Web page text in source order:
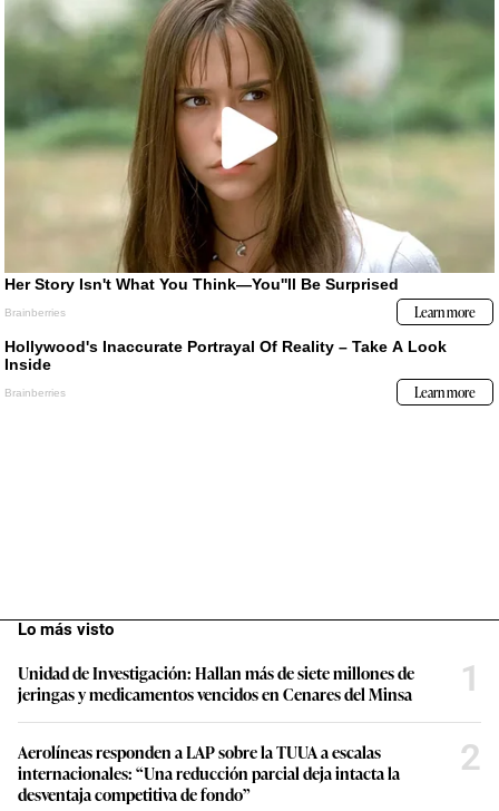
Lo más visto
Unidad de Investigación: Hallan más de siete millones de
jeringas y medicamentos vencidos en Cenares del Minsa
1
Aerolíneas responden a LAP sobre la TUUA a escalas
internacionales: “Una reducción parcial deja intacta la
desventaja competitiva de fondo”
2